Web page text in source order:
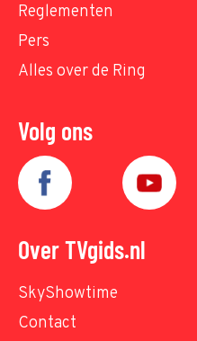
Reglementen
Pers
Alles over de Ring
Volg ons
Over TVgids.nl
SkyShowtime
Contact